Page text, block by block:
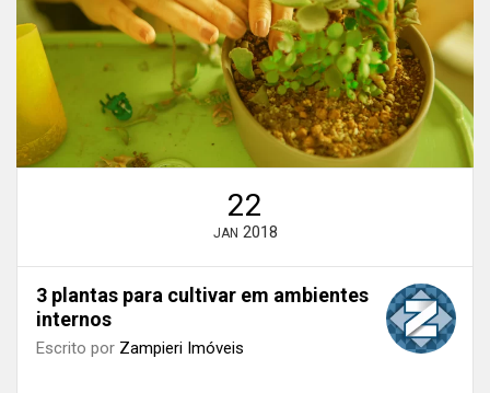
22
JAN 2018
3 plantas para cultivar em ambientes
internos
Escrito por Zampieri Imóveis